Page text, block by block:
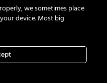
de los motores y
de los sensores
we sometimes place
device. Most big